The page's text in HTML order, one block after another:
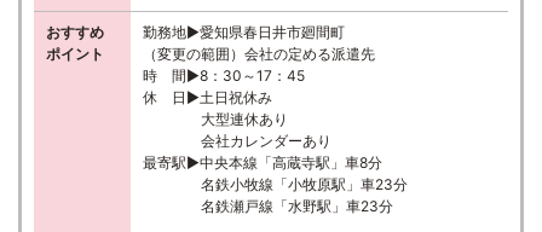
おすすめ
ポイント
勤務地▶愛知県春日井市廻間町
（変更の範囲）会社の定める派遣先
時 間▶8：30～17：45
休 日▶土日祝休み
大型連休あり
会社カレンダーあり
最寄駅▶中央本線「高蔵寺駅」車8分
名鉄小牧線「小牧原駅」車23分
名鉄瀬戸線「水野駅」車23分